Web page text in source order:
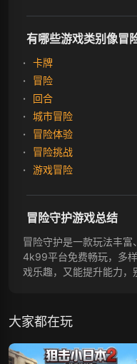
有哪些游戏类别像冒
卡牌
冒险
回合
城市冒险
冒险体验
冒险挑战
游戏冒险
冒险守护游戏总结
冒险守护是一款玩法丰
4k99平台免费畅玩，多
戏乐趣，又能提升能力，
大家都在玩